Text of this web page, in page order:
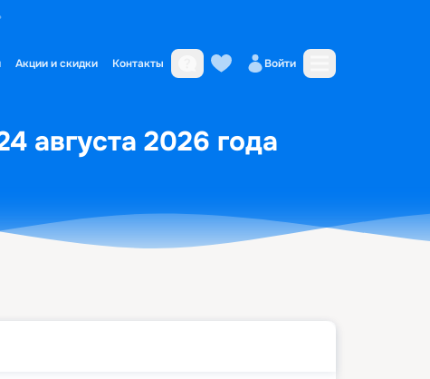
Акции и скидки Контакты Войти
августа 2026 года